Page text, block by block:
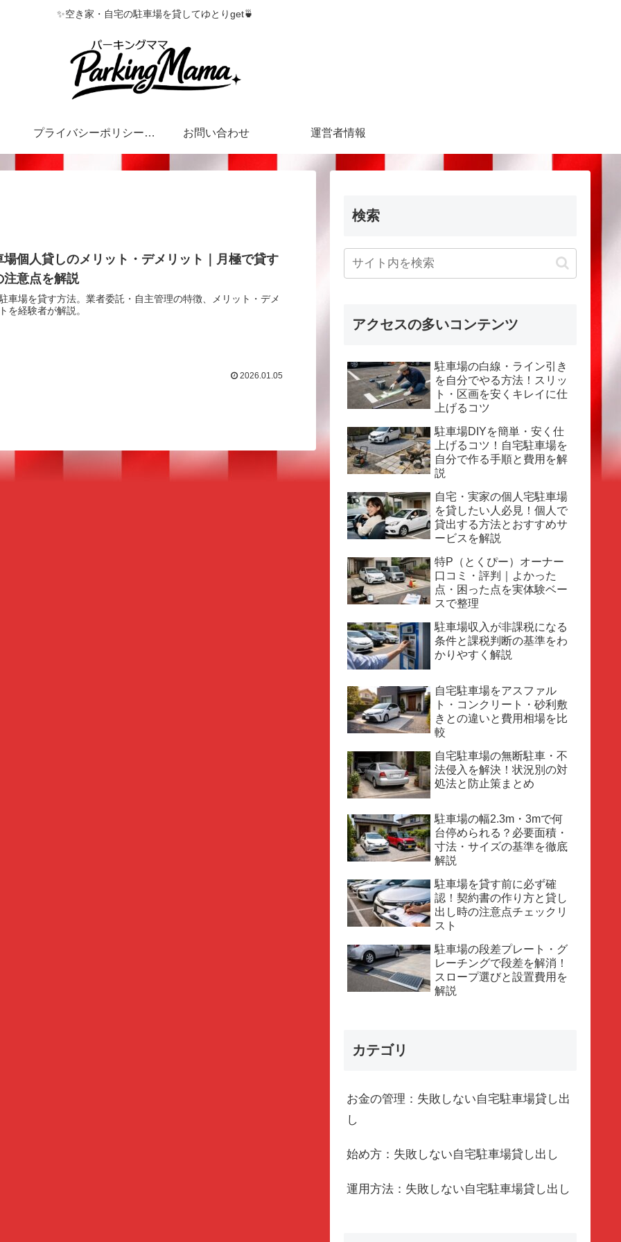
✨空き家・自宅の駐車場を貸してゆとりget🍵
プライバシーポリシー・特定商取引法に基づく表記 お問い合わせ 運営者情報
場個人貸しのメリット・デメリット｜月極で貸す
注意点を解説
車場を貸す方法。業者委託・自主管理の特徴、メリット・デメ
を経験者が解説。
2026.01.05
検索
アクセスの多いコンテンツ
駐車場の白線・ライン引き
を自分でやる方法！スリッ
ト・区画を安くキレイに仕
上げるコツ
駐車場DIYを簡単・安く仕
上げるコツ！自宅駐車場を
自分で作る手順と費用を解
説
自宅・実家の個人宅駐車場
を貸したい人必見！個人で
貸出する方法とおすすめサ
ービスを解説
特P（とくぴー）オーナー
口コミ・評判｜よかった
点・困った点を実体験ベー
スで整理
駐車場収入が非課税になる
条件と課税判断の基準をわ
かりやすく解説
自宅駐車場をアスファル
ト・コンクリート・砂利敷
きとの違いと費用相場を比
較
自宅駐車場の無断駐車・不
法侵入を解決！状況別の対
処法と防止策まとめ
駐車場の幅2.3m・3mで何
台停められる？必要面積・
寸法・サイズの基準を徹底
解説
駐車場を貸す前に必ず確
認！契約書の作り方と貸し
出し時の注意点チェックリ
スト
駐車場の段差プレート・グ
レーチングで段差を解消！
スロープ選びと設置費用を
解説
カテゴリ
お金の管理：失敗しない自宅駐車場貸し出
し
始め方：失敗しない自宅駐車場貸し出し
運用方法：失敗しない自宅駐車場貸し出し